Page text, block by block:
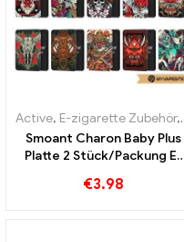
Active, E-zigarette Zubehör,
Smoant Charon Baby Plus
Platte 2 Stück/Packung E-
Custom
€3.98